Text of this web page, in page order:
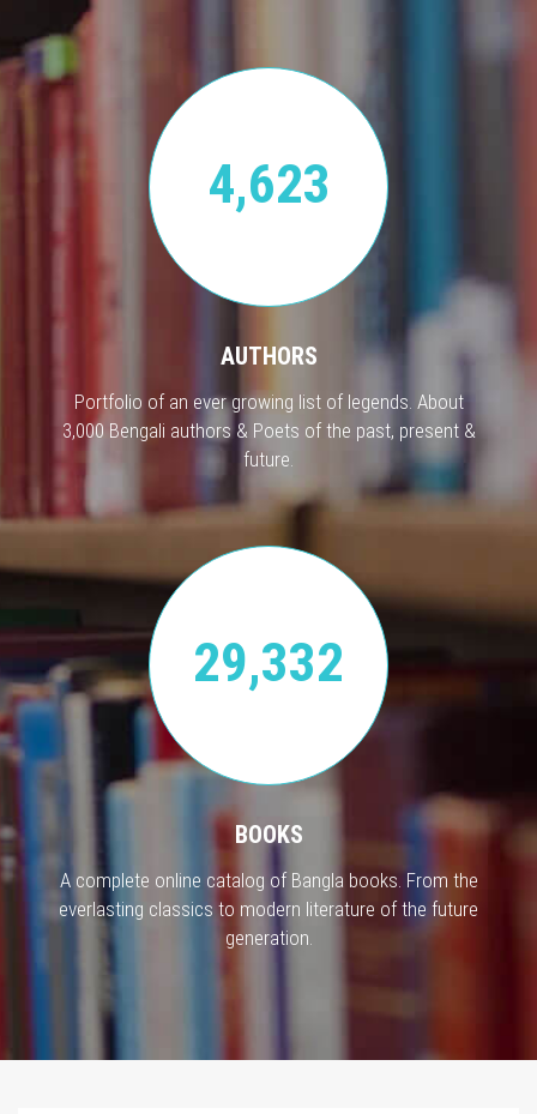
4,623
AUTHORS
Portfolio of an ever growing list of legends. About
3,000 Bengali authors & Poets of the past, present &
future.
29,332
BOOKS
A complete online catalog of Bangla books. From the
everlasting classics to modern literature of the future
generation.